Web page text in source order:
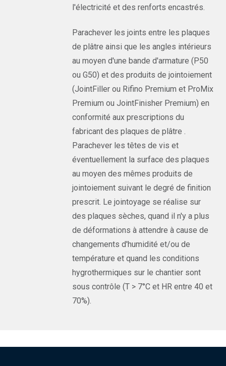
l'électricité et des renforts encastrés.
Parachever les joints entre les plaques
de plâtre ainsi que les angles intérieurs
au moyen d'une bande d'armature (P50
ou G50) et des produits de jointoiement
(JointFiller ou Rifino Premium et ProMix
Premium ou JointFinisher Premium) en
conformité aux prescriptions du
fabricant des plaques de plâtre .
Parachever les têtes de vis et
éventuellement la surface des plaques
au moyen des mêmes produits de
jointoiement suivant le degré de finition
prescrit. Le jointoyage se réalise sur
des plaques sèches, quand il n'y a plus
de déformations à attendre à cause de
changements d'humidité et/ou de
température et quand les conditions
hygrothermiques sur le chantier sont
sous contrôle (T > 7°C et HR entre 40 et
70%).